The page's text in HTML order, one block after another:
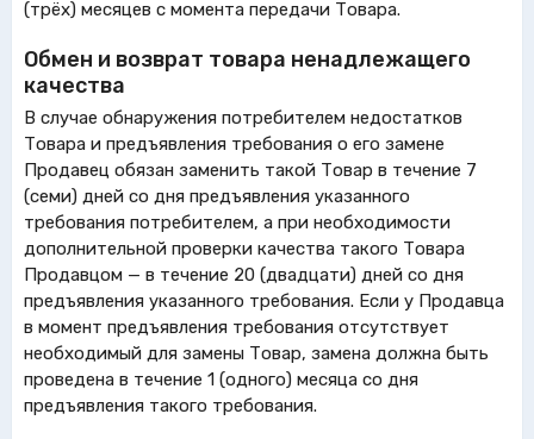
(трёх) месяцев с момента передачи Товара.
Обмен и возврат товара ненадлежащего
качества
В случае обнаружения потребителем недостатков
Товара и предъявления требования о его замене
Продавец обязан заменить такой Товар в течение 7
(семи) дней со дня предъявления указанного
требования потребителем, а при необходимости
дополнительной проверки качества такого Товара
Продавцом — в течение 20 (двадцати) дней со дня
предъявления указанного требования. Если у Продавца
в момент предъявления требования отсутствует
необходимый для замены Товар, замена должна быть
проведена в течение 1 (одного) месяца со дня
предъявления такого требования.